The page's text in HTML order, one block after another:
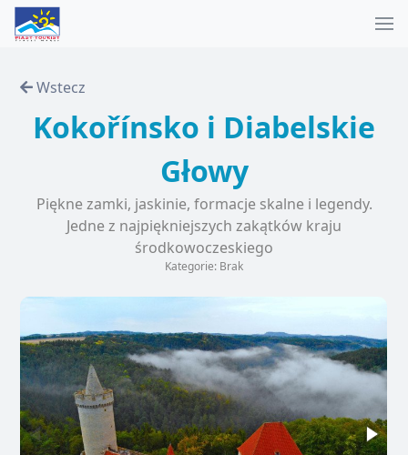
Wstecz
Kokořínsko i Diabelskie
Głowy
Piękne zamki, jaskinie, formacje skalne i legendy.
Jedne z najpiękniejszych zakątków kraju
środkowoczeskiego
Kategorie: Brak